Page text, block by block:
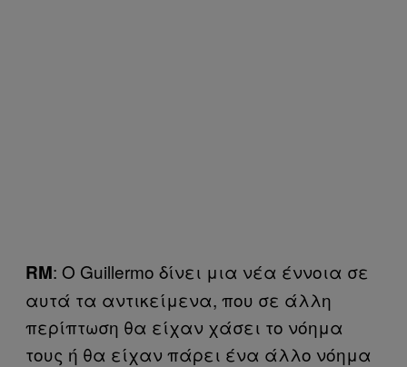
RM: Ο Guillermo δίνει μια νέα έννοια σε
αυτά τα αντικείμενα, που σε άλλη
περίπτωση θα είχαν χάσει το νόημα
τους ή θα είχαν πάρει ένα άλλο νόημα